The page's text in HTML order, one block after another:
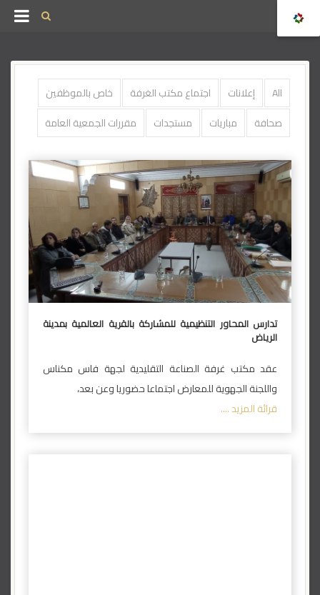
All إعلانات اجتماع مكتب الغرفة
خاص بالموظفين
صحافة
مباريات مستجدات مقررات الجمعية العامة
تدارس المحاور التنظيمية للمشاركة بالقرية العالمية بمدينة
الرياض
عقد مكتب غرفة الصناعة التقليدية لجهة فاس مكناس
واللجنة الجهوية للمعارض اجتماعا حضوريا وعن بعد،
قرائة المزيد ....